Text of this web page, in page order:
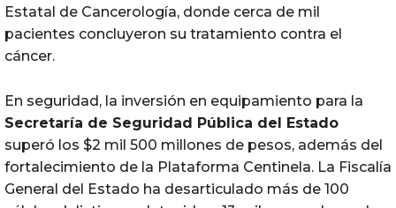
Estatal de Cancerología, donde cerca de mil
pacientes concluyeron su tratamiento contra el
cáncer.
En seguridad, la inversión en equipamiento para la
Secretaría de Seguridad Pública del Estado
superó los $2 mil 500 millones de pesos, además del
fortalecimiento de la Plataforma Centinela. La Fiscalía
General del Estado ha desarticulado más de 100